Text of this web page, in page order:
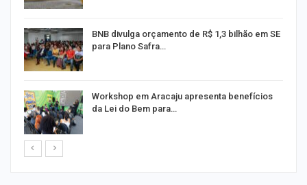
BNB divulga orçamento de R$ 1,3 bilhão em SE
para Plano Safra…
Workshop em Aracaju apresenta benefícios
da Lei do Bem para…